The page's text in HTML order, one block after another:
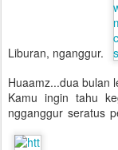
Liburan, nganggur.
Huaamz...dua bulan
Kamu ingin tahu
ngganggur seratus